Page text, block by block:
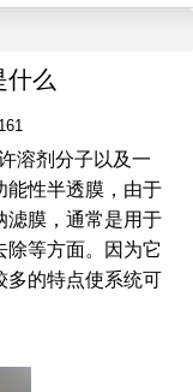
什么
溶剂分子以及一
能性半透膜，由于
滤膜，通常是用于
除等方面。因为它
多的特点使系统可